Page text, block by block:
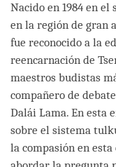
Nacido en 1984 en
en la región de gran
fue reconocido a la
reencarnación de
maestros budistas
compañero de
Dalái Lama. En esta
sobre el sistema
la compasión en